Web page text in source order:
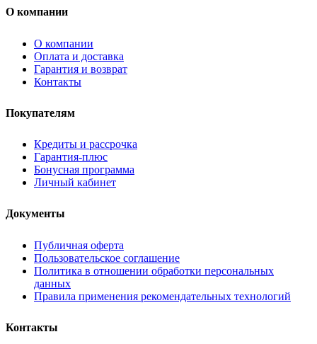
О компании
О компании
Оплата и доставка
Гарантия и возврат
Контакты
Покупателям
Кредиты и рассрочка
Гарантия-плюс
Бонусная программа
Личный кабинет
Документы
Публичная оферта
Пользовательское соглашение
Политика в отношении обработки персональных
данных
Правила применения рекомендательных технологий
Контакты